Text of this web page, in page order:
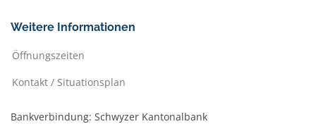
Weitere Informationen
Öffnungszeiten
Kontakt / Situationsplan
Bankverbindung: Schwyzer Kantonalbank